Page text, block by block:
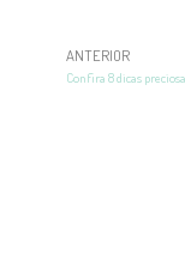
ANTERIOR